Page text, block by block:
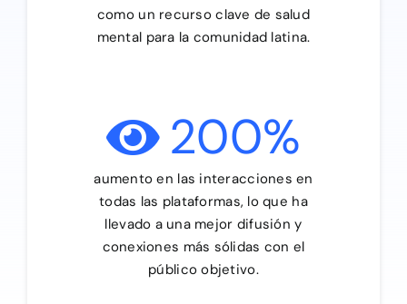
como un recurso clave de salud
mental para la comunidad latina.
200%
aumento en las interacciones en
todas las plataformas, lo que ha
llevado a una mejor difusión y
conexiones más sólidas con el
público objetivo.